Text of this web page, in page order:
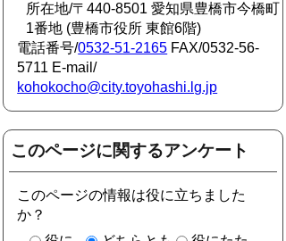
所在地/〒440-8501 愛知県豊橋市今橋町
1番地 (豊橋市役所 東館6階)
電話番号/0532-51-2165 FAX/0532-56-
5711 E-mail/
kohokocho@city.toyohashi.lg.jp
このページに関するアンケート
このページの情報は役に立ちました
か？